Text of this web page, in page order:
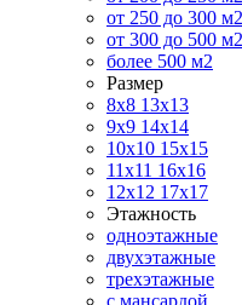
от 250 до 300 м2
от 300 до 500 м2
более 500 м2
Размер
8х8 13х13
9х9 14х14
10х10 15х15
11x11 16х16
12х12 17х17
Этажность
одноэтажные
двухэтажные
трехэтажные
с мансардой